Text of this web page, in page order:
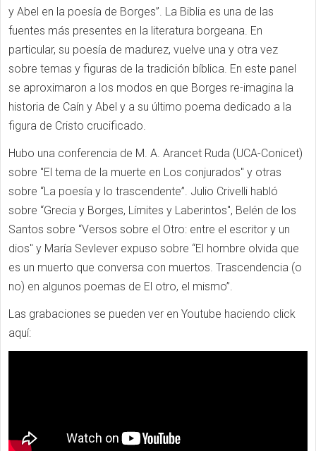
y Abel en la poesía de Borges”. La Biblia es una de las
fuentes más presentes en la literatura borgeana. En
particular, su poesía de madurez, vuelve una y otra vez
sobre temas y figuras de la tradición bíblica. En este panel
se aproximaron a los modos en que Borges re-imagina la
historia de Caín y Abel y a su último poema dedicado a la
figura de Cristo crucificado.
Hubo una conferencia de M. A. Arancet Ruda (UCA-Conicet)
sobre "El tema de la muerte en Los conjurados" y otras
sobre “La poesía y lo trascendente”. Julio Crivelli habló
sobre “Grecia y Borges, Límites y Laberintos", Belén de los
Santos sobre “Versos sobre el Otro: entre el escritor y un
dios" y María Sevlever expuso sobre “El hombre olvida que
es un muerto que conversa con muertos. Trascendencia (o
no) en algunos poemas de El otro, el mismo”.
Las grabaciones se pueden ver en Youtube haciendo click
aquí: